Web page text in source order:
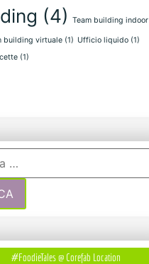
(4) Team building indoor
building virtuale (1) Ufficio liquido (1)
(1)
#FoodieTales @ Corefab Location